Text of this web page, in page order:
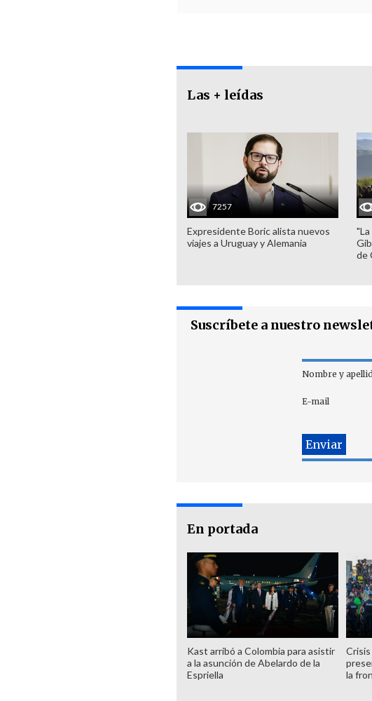
Las + leídas
7257
Expresidente Boric alista nuevos
viajes a Uruguay y Alemania
de
Suscríbete a nuestro
Nombre y
E-mail
En portada
Kast arribó a Colombia para asistir
a la asunción de Abelardo de la
Espriella
la